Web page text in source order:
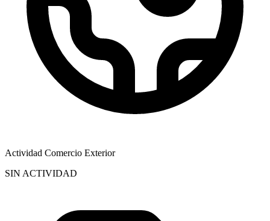
Actividad Comercio Exterior
SIN ACTIVIDAD